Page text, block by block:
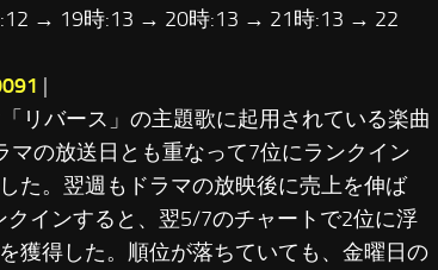
→ 19時:13 → 20時:13 → 21時:13 → 22
|
リバース」の主題歌に起用されている楽曲
の放送日とも重なって7位にランクイン
た。翌週もドラマの放映後に売上を伸ば
インすると、翌5/7のチャートで2位に浮
獲得した。順位が落ちていても、金曜日の